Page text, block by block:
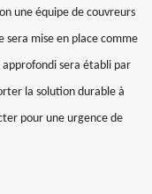
une équipe de couvreurs
sera mise en place comme
sera établi par
la solution durable à
pour une urgence de